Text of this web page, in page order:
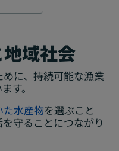
域社会
に、持続可能な漁業
す。
た水産物を選ぶこと
守ることにつながり